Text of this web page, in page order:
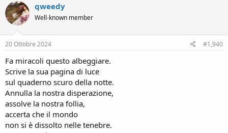
c
t
i
o
n
s
qweedy
Well-known member
20 Ottobre 2024 #1,940
Fa miracoli questo albeggiare.
Scrive la sua pagina di luce
sul quaderno scuro della notte.
Annulla la nostra disperazione,
assolve la nostra follia,
accerta che il mondo
non si è dissolto nelle tenebre.